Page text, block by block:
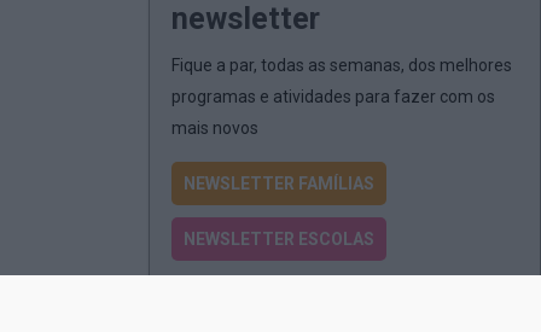
newsletter
Fique a par, todas as semanas, dos melhores
programas e atividades para fazer com os
mais novos
NEWSLETTER FAMÍLIAS
NEWSLETTER ESCOLAS